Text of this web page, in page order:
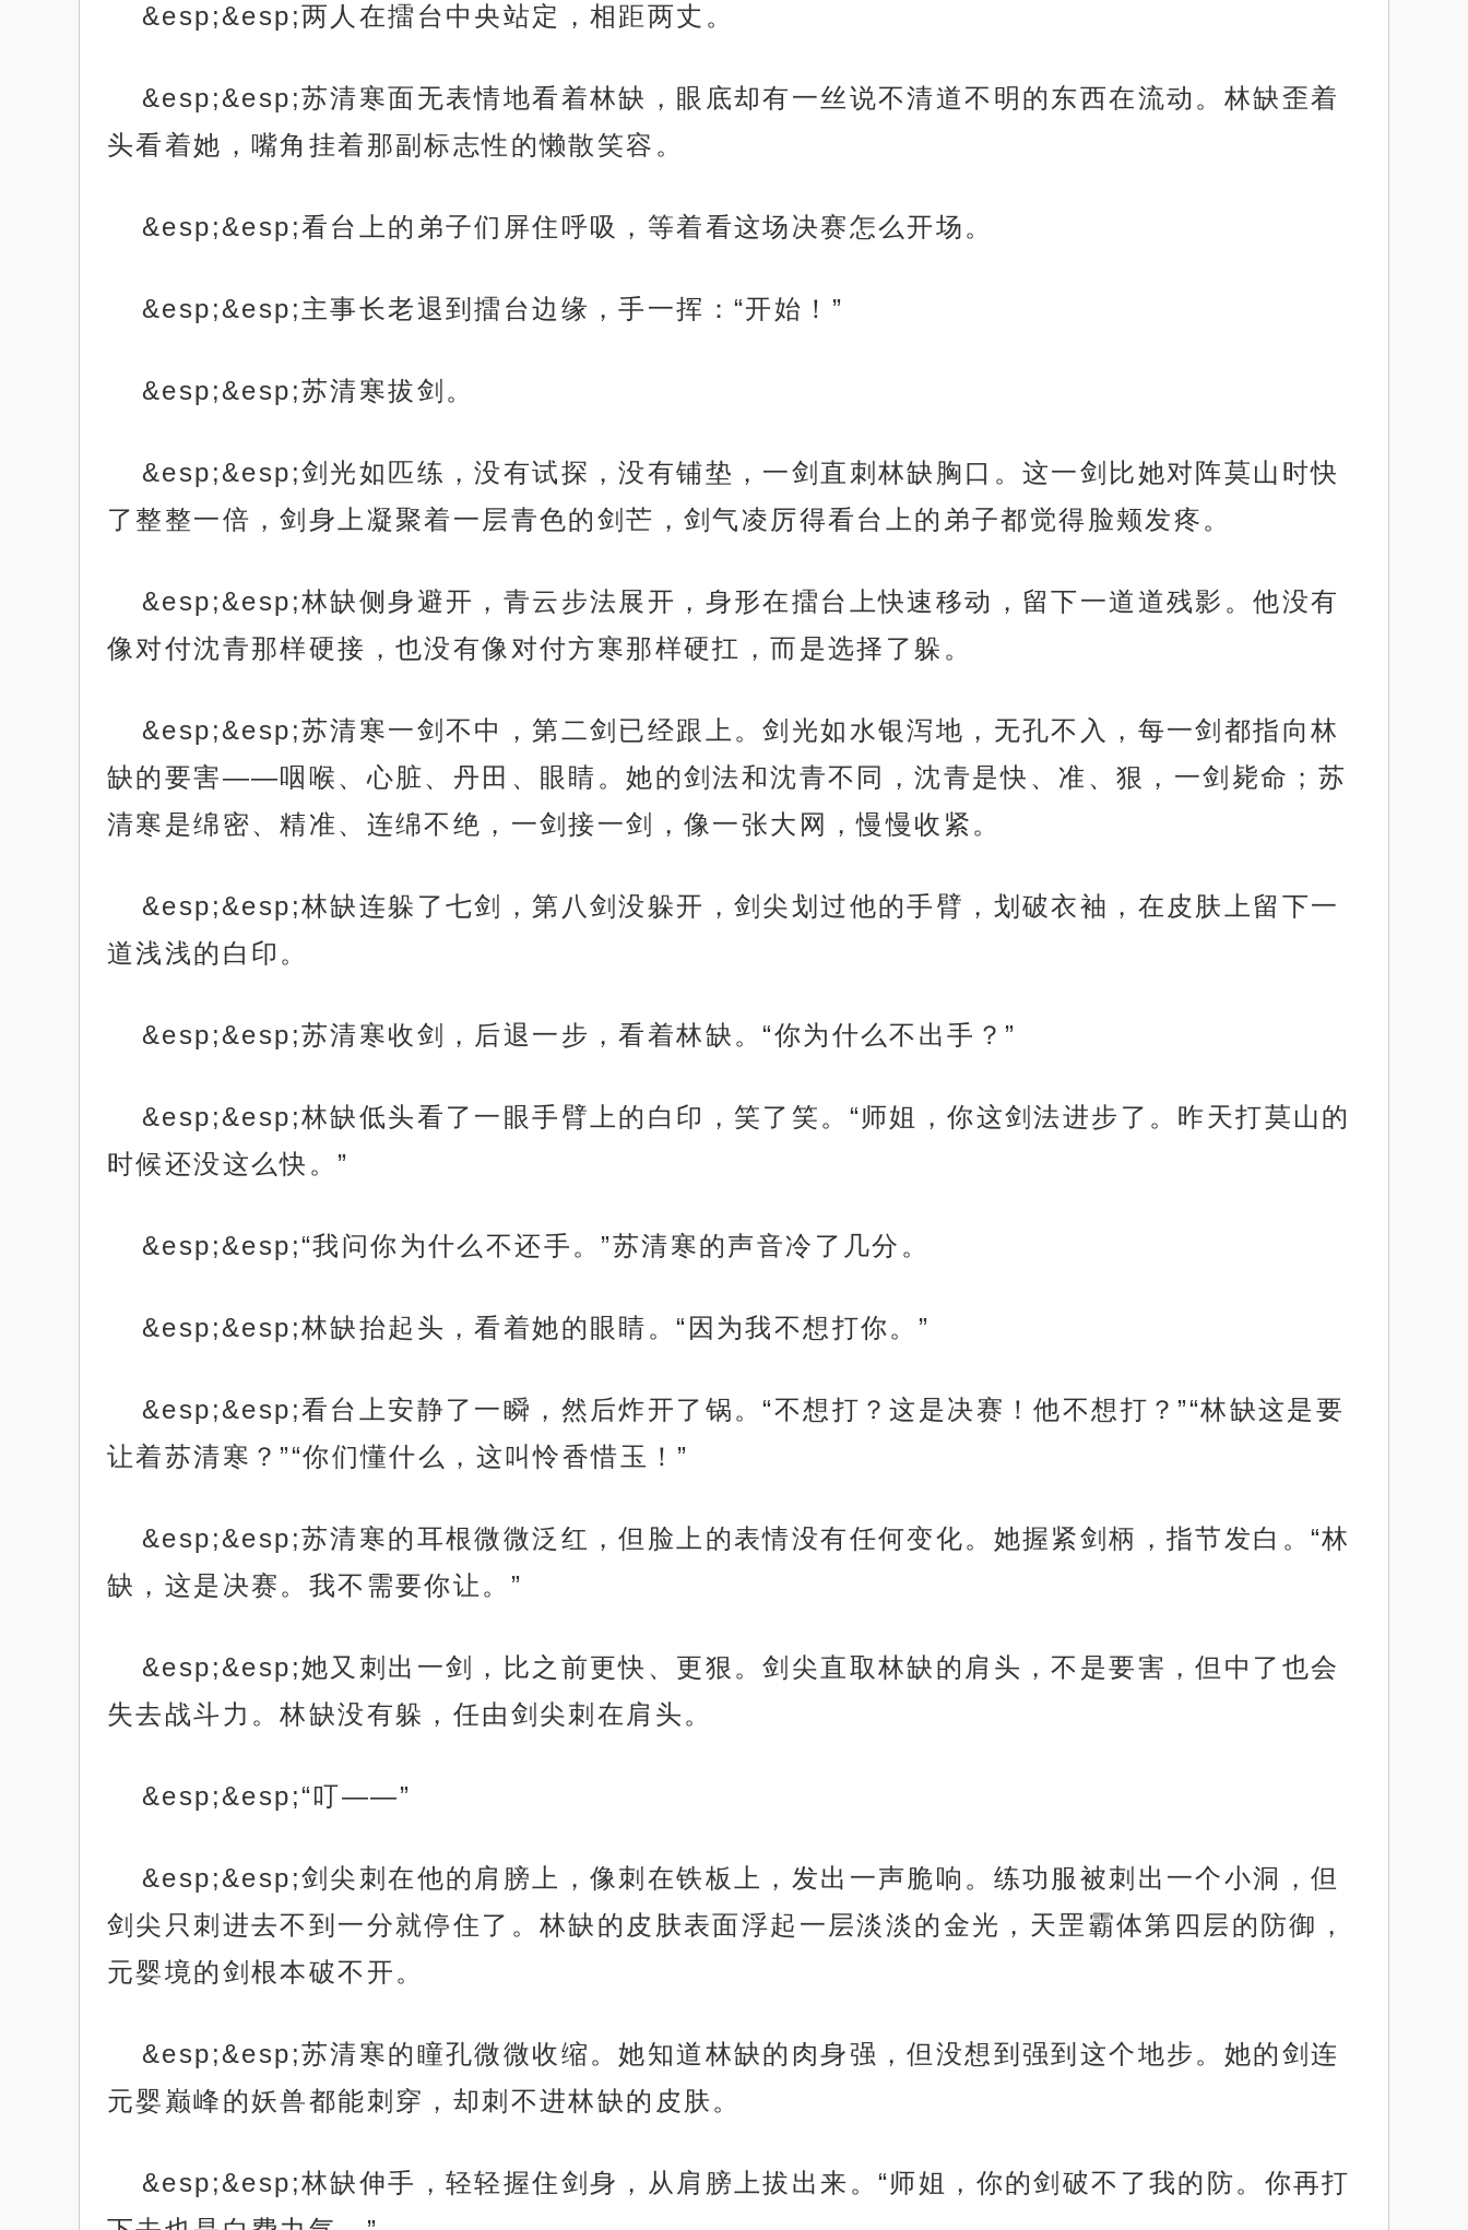
&esp;&esp;两人在擂台中央站定，相距两丈。
&esp;&esp;苏清寒面无表情地看着林缺，眼底却有一丝说不清道不明的东西在流动。林缺歪着
头看着她，嘴角挂着那副标志性的懒散笑容。
&esp;&esp;看台上的弟子们屏住呼吸，等着看这场决赛怎么开场。
&esp;&esp;主事长老退到擂台边缘，手一挥：“开始！”
&esp;&esp;苏清寒拔剑。
&esp;&esp;剑光如匹练，没有试探，没有铺垫，一剑直刺林缺胸口。这一剑比她对阵莫山时快
了整整一倍，剑身上凝聚着一层青色的剑芒，剑气凌厉得看台上的弟子都觉得脸颊发疼。
&esp;&esp;林缺侧身避开，青云步法展开，身形在擂台上快速移动，留下一道道残影。他没有
像对付沈青那样硬接，也没有像对付方寒那样硬扛，而是选择了躲。
&esp;&esp;苏清寒一剑不中，第二剑已经跟上。剑光如水银泻地，无孔不入，每一剑都指向林
缺的要害——咽喉、心脏、丹田、眼睛。她的剑法和沈青不同，沈青是快、准、狠，一剑毙命；苏
清寒是绵密、精准、连绵不绝，一剑接一剑，像一张大网，慢慢收紧。
&esp;&esp;林缺连躲了七剑，第八剑没躲开，剑尖划过他的手臂，划破衣袖，在皮肤上留下一
道浅浅的白印。
&esp;&esp;苏清寒收剑，后退一步，看着林缺。“你为什么不出手？”
&esp;&esp;林缺低头看了一眼手臂上的白印，笑了笑。“师姐，你这剑法进步了。昨天打莫山的
时候还没这么快。”
&esp;&esp;“我问你为什么不还手。”苏清寒的声音冷了几分。
&esp;&esp;林缺抬起头，看着她的眼睛。“因为我不想打你。”
&esp;&esp;看台上安静了一瞬，然后炸开了锅。“不想打？这是决赛！他不想打？”“林缺这是要
让着苏清寒？”“你们懂什么，这叫怜香惜玉！”
&esp;&esp;苏清寒的耳根微微泛红，但脸上的表情没有任何变化。她握紧剑柄，指节发白。“林
缺，这是决赛。我不需要你让。”
&esp;&esp;她又刺出一剑，比之前更快、更狠。剑尖直取林缺的肩头，不是要害，但中了也会
失去战斗力。林缺没有躲，任由剑尖刺在肩头。
&esp;&esp;“叮——”
&esp;&esp;剑尖刺在他的肩膀上，像刺在铁板上，发出一声脆响。练功服被刺出一个小洞，但
剑尖只刺进去不到一分就停住了。林缺的皮肤表面浮起一层淡淡的金光，天罡霸体第四层的防御，
元婴境的剑根本破不开。
&esp;&esp;苏清寒的瞳孔微微收缩。她知道林缺的肉身强，但没想到强到这个地步。她的剑连
元婴巅峰的妖兽都能刺穿，却刺不进林缺的皮肤。
&esp;&esp;林缺伸手，轻轻握住剑身，从肩膀上拔出来。“师姐，你的剑破不了我的防。你再打